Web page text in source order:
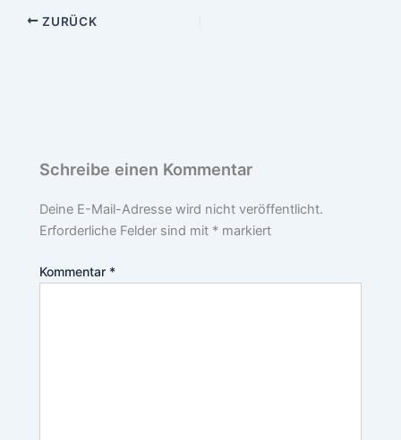
ZURÜCK
Schreibe einen Kommentar
Deine E-Mail-Adresse wird nicht veröffentlicht.
Erforderliche Felder sind mit * markiert
Kommentar *